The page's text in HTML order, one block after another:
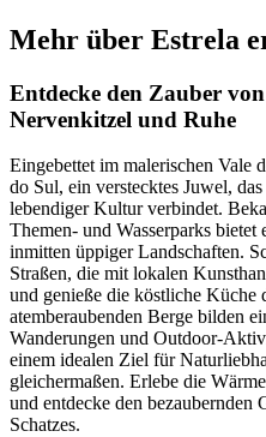
Mehr über Estrela
Entdecke den Zauber
Nervenkitzel und Ruhe
Eingebettet im malerischen Vale
do Sul, ein verstecktes Juwel,
lebendiger Kultur verbindet.
Themen- und Wasserparks
inmitten üppiger Landschaften.
Straßen, die mit lokalen
und genieße die köstliche Küche
atemberaubenden Berge bilden
Wanderungen und Outdoor-
einem idealen Ziel für
gleichermaßen. Erlebe die
und entdecke den bezaubernden
Schatzes.